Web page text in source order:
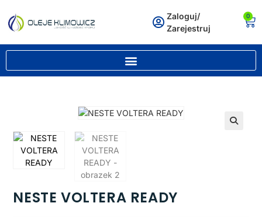
Zaloguj/
Zarejestruj
0
NESTE VOLTERA READY